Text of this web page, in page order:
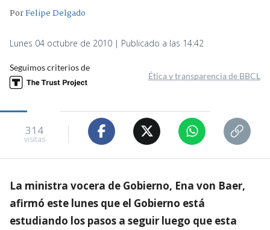
PorFelipe Delgado
Lunes 04 octubre de 2010 | Publicado a las 14:42
Seguimos criterios de
Ética y transparencia de BBCL
314
visitas
La ministra vocera de Gobierno, Ena von Baer,
afirmó este lunes que el Gobierno está
estudiando los pasos a seguir luego que esta